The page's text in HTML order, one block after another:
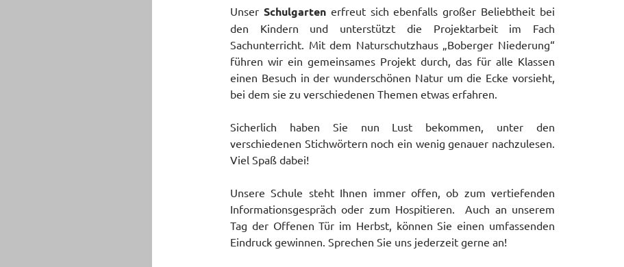
Unser Schulgartenerfreut sich ebenfalls großer Beliebtheit bei
den Kindern und unterstützt die Projektarbeit im Fach
Sachunterricht. Mit dem Naturschutzhaus „Boberger Niederung“
führen wir ein gemeinsames Projekt durch, das für alle Klassen
einen Besuch in der wunderschönen Natur um die Ecke vorsieht,
bei dem sie zu verschiedenen Themen etwas erfahren.
Sicherlich haben Sie nun Lust bekommen, unter den
verschiedenen Stichwörtern noch ein wenig genauer nachzulesen.
Viel Spaß dabei!
Unsere Schule steht Ihnen immer offen, ob zum vertiefenden
Informationsgespräch oder zum Hospitieren. Auch an unserem
Tag der Offenen Tür im Herbst, können Sie einen umfassenden
Eindruck gewinnen. Sprechen Sie uns jederzeit gerne an!